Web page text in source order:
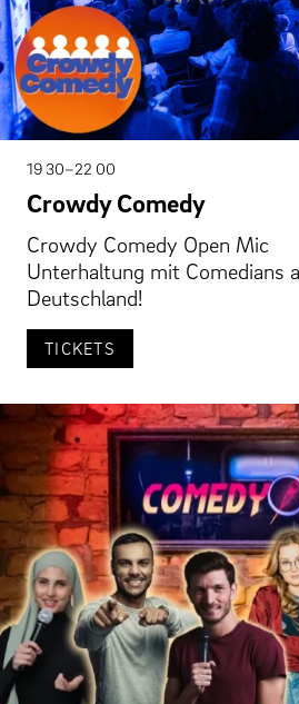
19 30–22 00
Crowdy Comedy
Crowdy Comedy Open
Unterhaltung mit Comedians
Deutschland!
TICKETS